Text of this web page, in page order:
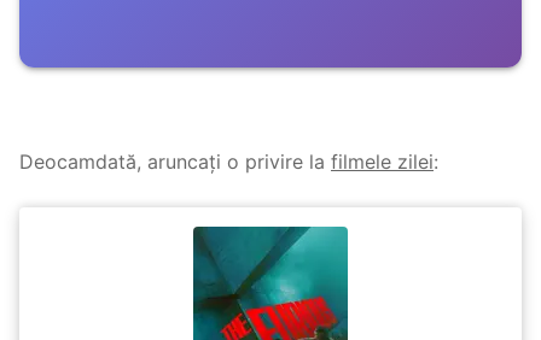
Deocamdată, aruncați o privire la filmele zilei: